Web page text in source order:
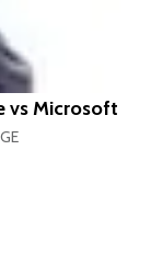
vs Microsoft